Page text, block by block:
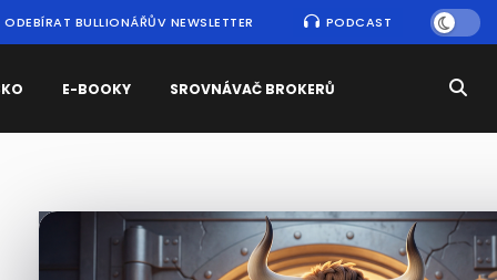
ODEBÍRAT BULLIONÁŘŮV NEWSLETTER PODCAST
E-BOOKY SROVNÁVAČ BROKERŮ
Nejčtenějšízprávy